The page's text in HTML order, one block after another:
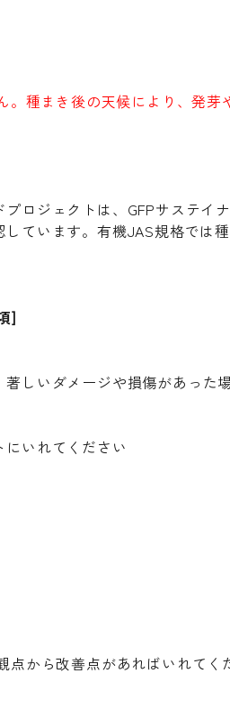
。種まき後の天候により、発
ロジェクトは、GFPサステ
ています。有機JAS規格では
]
しいダメージや損傷があっ
にいれてください
点から改善点があればいれてく